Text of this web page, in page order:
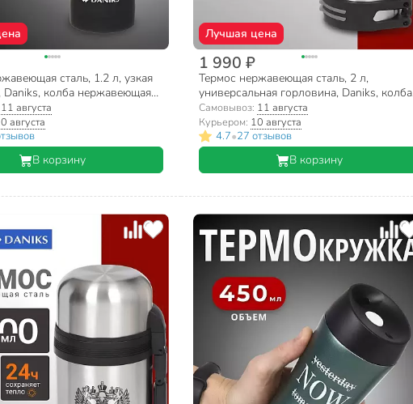
сталь, 1.2 л, узкая
Daniks, колба нержавеющая
софт, SL-120ZN-black-soft
11 августа
августа
В корзину
Лучшая цена
1 990 ₽
Термос нержавеющая сталь, 2 л,
универсальная горловина, Daniks, колба
нержавеющая сталь, серебристый, SL-
200NGL
Самовывоз: 11 августа
Курьером: 10 августа
4.7•27 отзывов
В корзину